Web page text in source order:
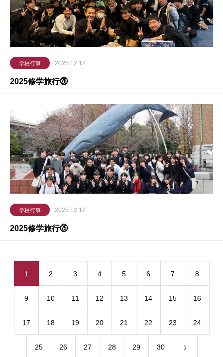
学校行事 2025.12.12
2025修学旅行㉖
学校行事 2025.12.12
2025修学旅行㉕
1 2 3 4 5 6 7 8
9 10 11 12 13 14 15 16
17 18 19 20 21 22 23 24
25 26 27 28 29 30